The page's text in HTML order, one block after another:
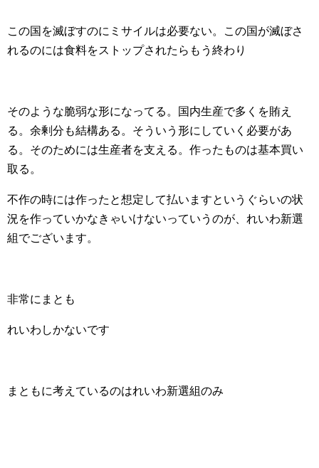
この国を滅ぼすのにミサイルは必要ない。この国が滅ぼさ
れるのには食料をストップされたらもう終わり
そのような脆弱な形になってる。国内生産で多くを賄え
る。余剰分も結構ある。そういう形にしていく必要があ
る。そのためには生産者を支える。作ったものは基本買い
取る。
不作の時には作ったと想定して払いますというぐらいの状
況を作っていかなきゃいけないっていうのが、れいわ新選
組でございます。
非常にまとも
れいわしかないです
まともに考えているのはれいわ新選組のみ